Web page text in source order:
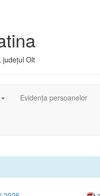
județul Olt
Evidența persoanelor